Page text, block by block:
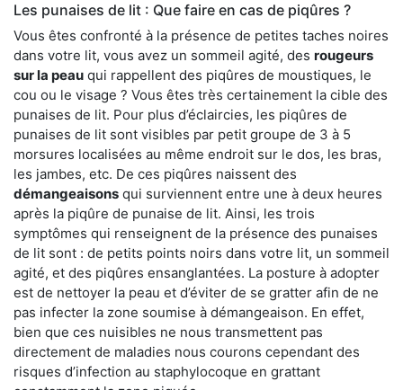
Les punaises de lit : Que faire en cas de piqûres ?
Vous êtes confronté à la présence de petites taches noires
dans votre lit, vous avez un sommeil agité, des rougeurs
sur la peau qui rappellent des piqûres de moustiques, le
cou ou le visage ? Vous êtes très certainement la cible des
punaises de lit. Pour plus d’éclaircies, les piqûres de
punaises de lit sont visibles par petit groupe de 3 à 5
morsures localisées au même endroit sur le dos, les bras,
les jambes, etc. De ces piqûres naissent des
démangeaisons qui surviennent entre une à deux heures
après la piqûre de punaise de lit. Ainsi, les trois
symptômes qui renseignent de la présence des punaises
de lit sont : de petits points noirs dans votre lit, un sommeil
agité, et des piqûres ensanglantées. La posture à adopter
est de nettoyer la peau et d’éviter de se gratter afin de ne
pas infecter la zone soumise à démangeaison. En effet,
bien que ces nuisibles ne nous transmettent pas
directement de maladies nous courons cependant des
risques d’infection au staphylocoque en grattant